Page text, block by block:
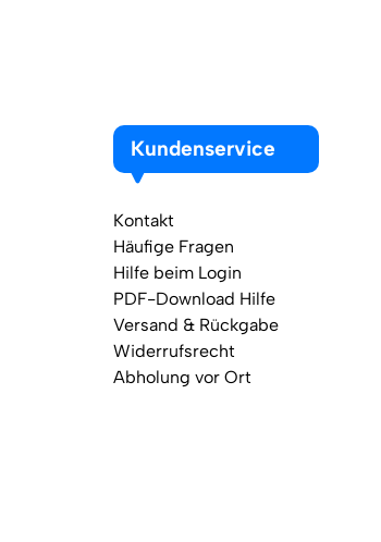
Kundenservice
Kontakt
Häufige Fragen
Hilfe beim Login
PDF-Download Hilfe
Versand & Rückgabe
Widerrufsrecht
Abholung vor Ort